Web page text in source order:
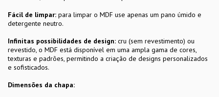
Fácil de limpar: para limpar o MDF use apenas um pano úmido e
detergente neutro.
Infinitas possibilidades de design: cru (sem revestimento) ou
revestido, o MDF está disponível em uma ampla gama de cores,
texturas e padrões, permitindo a criação de designs personalizados
e sofisticados.
Dimensões da chapa: